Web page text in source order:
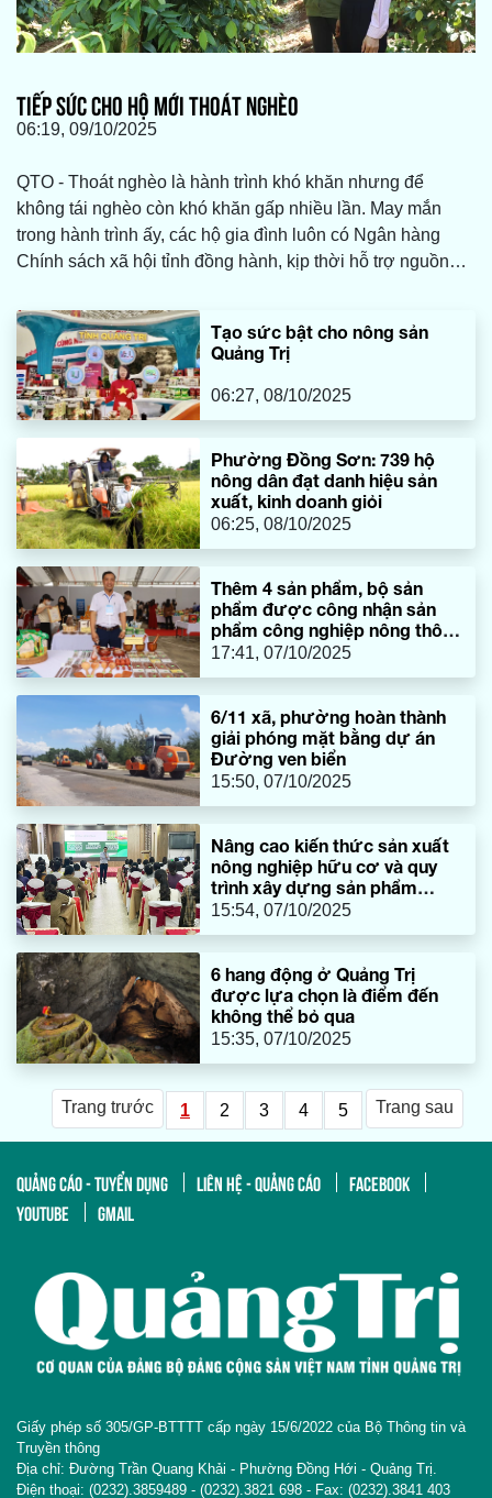
TIẾP SỨC CHO HỘ MỚI THOÁT NGHÈO
06:19, 09/10/2025
QTO - Thoát nghèo là hành trình khó khăn nhưng để
không tái nghèo còn khó khăn gấp nhiều lần. May mắn
trong hành trình ấy, các hộ gia đình luôn có Ngân hàng
Chính sách xã hội tỉnh đồng hành, kịp thời hỗ trợ nguồn
lên làm giàu bền vững.
Tạo sức bật cho nông sản
Quảng Trị
06:27, 08/10/2025
Phường Đồng Sơn: 739 hộ
nông dân đạt danh hiệu sản
xuất, kinh doanh giỏi
06:25, 08/10/2025
Thêm 4 sản phẩm, bộ sản
phẩm được công nhận sản
phẩm công nghiệp nông thôn
tiêu biểu cấp quốc gia
17:41, 07/10/2025
6/11 xã, phường hoàn thành
giải phóng mặt bằng dự án
Đường ven biển
15:50, 07/10/2025
Nâng cao kiến thức sản xuất
nông nghiệp hữu cơ và quy
trình xây dựng sản phẩm
OCOP
15:54, 07/10/2025
6 hang động ở Quảng Trị
được lựa chọn là điểm đến
không thể bỏ qua
15:35, 07/10/2025
Trang trước 1 2 3 4 5 Trang sau
QUẢNG CÁO - TUYỂN DỤNG LIÊN HỆ - QUẢNG CÁO
FACEBOOK
YOUTUBE
GMAIL
Giấy phép số 305/GP-BTTTT cấp ngày 15/6/2022 của Bộ Thông tin và
Truyền thông
Địa chỉ: Đường Trần Quang Khải - Phường Đồng Hới - Quảng Trị.
Điện thoại: (0232).3859489 - (0232).3821 698 - Fax: (0232).3841 403